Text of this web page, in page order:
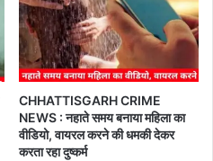
CHHATTISGARH CRIME
NEWS : नहाते समय बनाया महिला का
वीडियो, वायरल करने की धमकी देकर
करता रहा दुष्कर्म